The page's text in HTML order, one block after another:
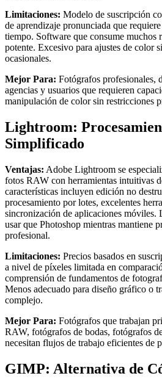
Limitaciones: Modelo de suscripción
de aprendizaje pronunciada que
tiempo. Software que consume muchos
potente. Excesivo para ajustes de color
ocasionales.
Mejor Para: Fotógrafos profesionales,
agencias y usuarios que requieren
manipulación de color sin restricciones
Lightroom:
Simplificado
Ventajas: Adobe Lightroom se
fotos RAW con herramientas intuitivas
características incluyen edición no
procesamiento por lotes, excelentes
sincronización de aplicaciones móviles.
usar que Photoshop mientras mantiene
profesional.
Limitaciones: Precios basados en
a nivel de píxeles limitada en
comprensión de fundamentos de
Menos adecuado para diseño gráfico o
complejo.
Mejor Para: Fotógrafos que trabajan
RAW, fotógrafos de bodas, fotógrafos
necesitan flujos de trabajo eficientes de
GIMP: Alternativa de